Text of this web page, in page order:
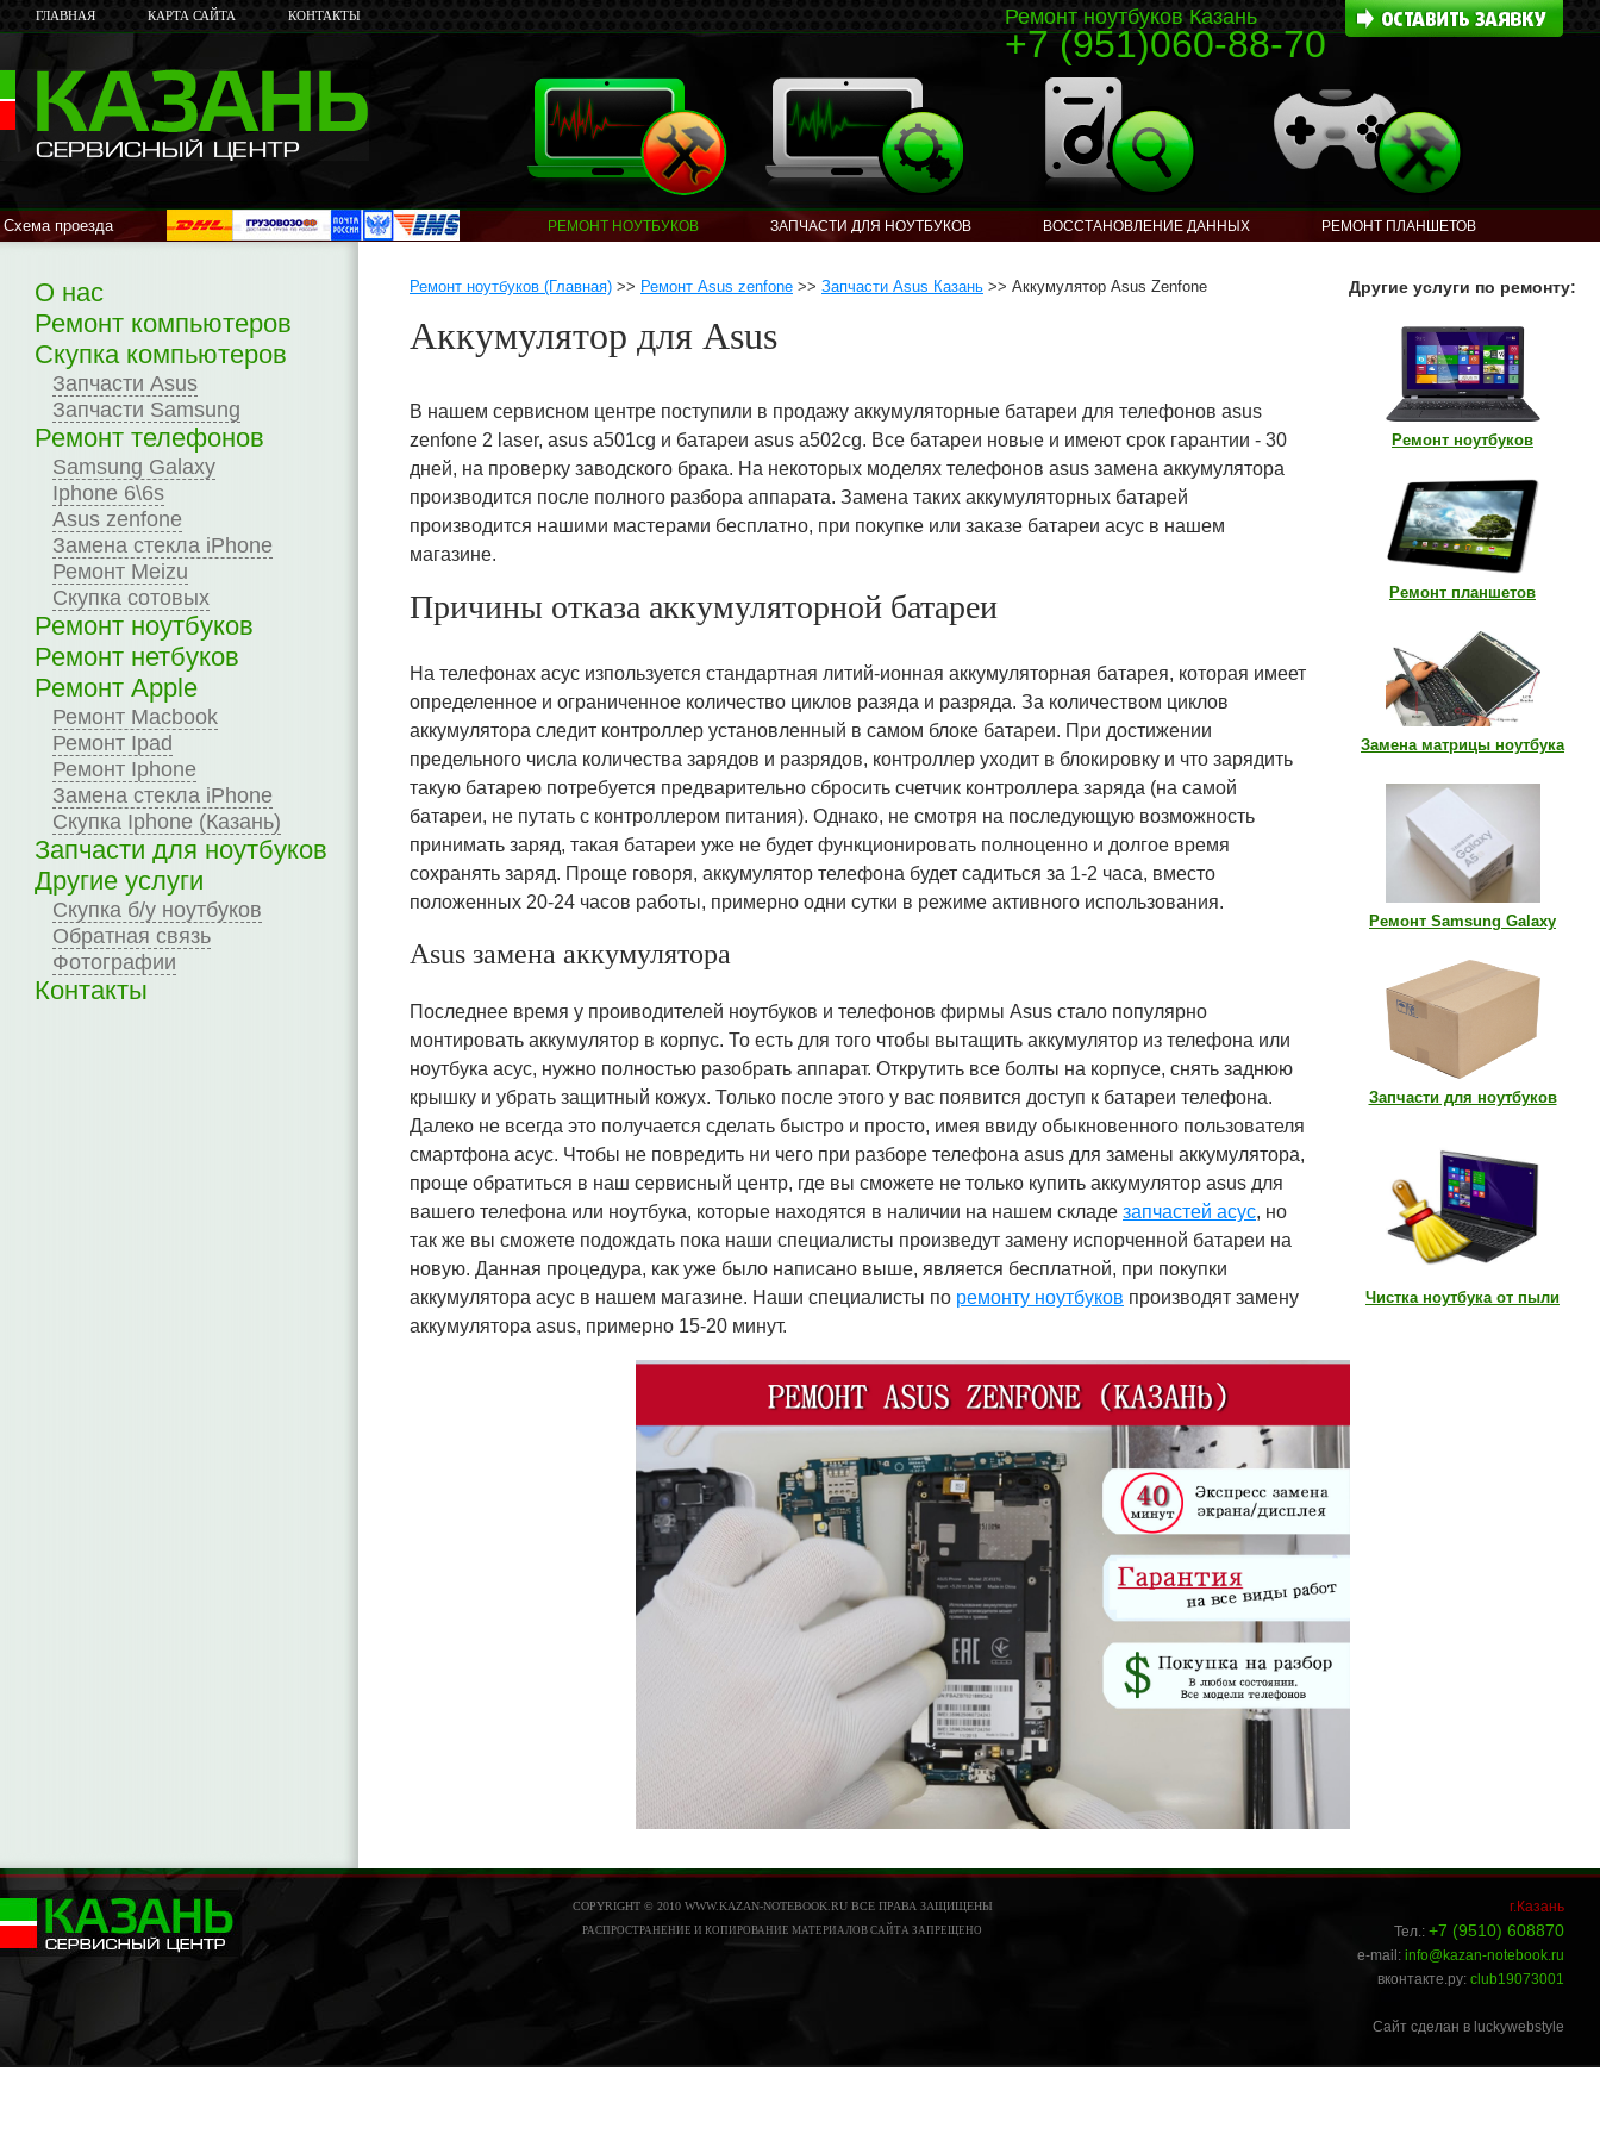
ГЛАВНАЯ КАРТА САЙТА КОНТАКТЫ Ремонт ноутбуков Казань
+7 (951)060-88-70
Схема проезда РЕМОНТ НОУТБУКОВ ЗАПЧАСТИ ДЛЯ НОУТБУКОВ ВОССТАНОВЛЕНИЕ ДАННЫХ РЕМОНТ ПЛАНШЕТОВ
О нас
Ремонт компьютеров
Скупка компьютеров
Запчасти Asus
Запчасти Samsung
Ремонт телефонов
Samsung Galaxy
Iphone 6\6s
Asus zenfone
Замена стекла iPhone
Ремонт Meizu
Скупка сотовых
Ремонт ноутбуков
Ремонт нетбуков
Ремонт Apple
Ремонт Macbook
Ремонт Ipad
Ремонт Iphone
Замена стекла iPhone
Скупка Iphone (Казань)
Запчасти для ноутбуков
Другие услуги
Скупка б/у ноутбуков
Обратная связь
Фотографии
Контакты
Другие услуги по ремонту:
Ремонт ноутбуков
Ремонт планшетов
Замена матрицы ноутбука
Ремонт Samsung Galaxy
Запчасти для ноутбуков
Чистка ноутбука от пыли
Ремонт ноутбуков (Главная) >> Ремонт Asus zenfone >> Запчасти Asus Казань >> Аккумулятор Asus Zenfone
Аккумулятор для Asus
В нашем сервисном центре поступили в продажу аккумуляторные батареи для телефонов asus
zenfone 2 laser, asus a501cg и батареи asus a502cg. Все батареи новые и имеют срок гарантии - 30
дней, на проверку заводского брака. На некоторых моделях телефонов asus замена аккумулятора
производится после полного разбора аппарата. Замена таких аккумуляторных батарей
производится нашими мастерами бесплатно, при покупке или заказе батареи асус в нашем
магазине.
Причины отказа аккумуляторной батареи
На телефонах асус изпользуется стандартная литий-ионная аккумуляторная батарея, которая имеет
определенное и ограниченное количество циклов разяда и разряда. За количеством циклов
аккумулятора следит контроллер установленный в самом блоке батареи. При достижении
предельного числа количества зарядов и разрядов, контроллер уходит в блокировку и что зарядить
такую батарею потребуется предварительно сбросить счетчик контроллера заряда (на самой
батареи, не путать с контроллером питания). Однако, не смотря на последующую возможность
принимать заряд, такая батареи уже не будет функционировать полноценно и долгое время
сохранять заряд. Проще говоря, аккумулятор телефона будет садиться за 1-2 часа, вместо
положенных 20-24 часов работы, примерно одни сутки в режиме активного использования.
Asus замена аккумулятора
Последнее время у проиводителей ноутбуков и телефонов фирмы Asus стало популярно
монтировать аккумулятор в корпус. То есть для того чтобы вытащить аккумулятор из телефона или
ноутбука асус, нужно полностью разобрать аппарат. Открутить все болты на корпусе, снять заднюю
крышку и убрать защитный кожух. Только после этого у вас появится доступ к батареи телефона.
Далеко не всегда это получается сделать быстро и просто, имея ввиду обыкновенного пользователя
смартфона асус. Чтобы не повредить ни чего при разборе телефона asus для замены аккумулятора,
проще обратиться в наш сервисный центр, где вы сможете не только купить аккумулятор asus для
вашего телефона или ноутбука, которые находятся в наличии на нашем складе запчастей асус, но
так же вы сможете подождать пока наши специалисты произведут замену испорченной батареи на
новую. Данная процедура, как уже было написано выше, является бесплатной, при покупки
аккумулятора асус в нашем магазине. Наши специалисты по ремонту ноутбуков производят замену
аккумулятора asus, примерно 15-20 минут.
г.Казань
Тел.: +7 (9510) 608870
e-mail: info@kazan-notebook.ru
вконтакте.ру: club19073001
Сайт сделан в luckywebstyle
COPYRIGHT © 2010 WWW.KAZAN-NOTEBOOK.RU ВСЕ ПРАВА ЗАЩИЩЕНЫ
РАСПРОСТРАНЕНИЕ И КОПИРОВАНИЕ МАТЕРИАЛОВ САЙТА ЗАПРЕЩЕНО